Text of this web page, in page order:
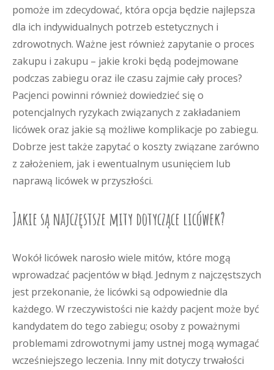
pomoże im zdecydować, która opcja będzie najlepsza
dla ich indywidualnych potrzeb estetycznych i
zdrowotnych. Ważne jest również zapytanie o proces
zakupu i zakupu – jakie kroki będą podejmowane
podczas zabiegu oraz ile czasu zajmie cały proces?
Pacjenci powinni również dowiedzieć się o
potencjalnych ryzykach związanych z zakładaniem
licówek oraz jakie są możliwe komplikacje po zabiegu.
Dobrze jest także zapytać o koszty związane zarówno
z założeniem, jak i ewentualnym usunięciem lub
naprawą licówek w przyszłości.
Jakie są najczęstsze mity dotyczące licówek?
Wokół licówek narosło wiele mitów, które mogą
wprowadzać pacjentów w błąd. Jednym z najczęstszych
jest przekonanie, że licówki są odpowiednie dla
każdego. W rzeczywistości nie każdy pacjent może być
kandydatem do tego zabiegu; osoby z poważnymi
problemami zdrowotnymi jamy ustnej mogą wymagać
wcześniejszego leczenia. Inny mit dotyczy trwałości